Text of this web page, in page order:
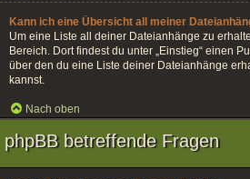
Kann ich eine Übersicht all meiner
Um eine Liste all deiner Dateianhänge zu
Bereich. Dort findest du unter „Einstieg“ einen
über den du eine Liste deiner Dateianhänge
kannst.
Nach oben
phpBB betreffende Fragen